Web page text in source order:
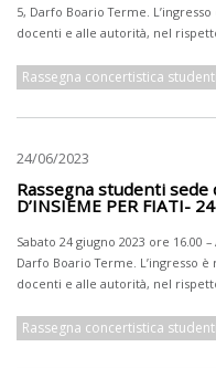
5, Darfo Boario Terme.
docenti e alle autorità, nel
Rassegna concertistica studenti
24/06/2023
Rassegna studenti sede
D’INSIEME PER FIATI-
Sabato 24 giugno 2023 ore 16.00
Darfo Boario Terme. L’ingresso
docenti e alle autorità, nel
Rassegna concertistica studenti